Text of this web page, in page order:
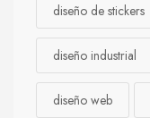
diseño de stickers
diseño industrial
diseño web